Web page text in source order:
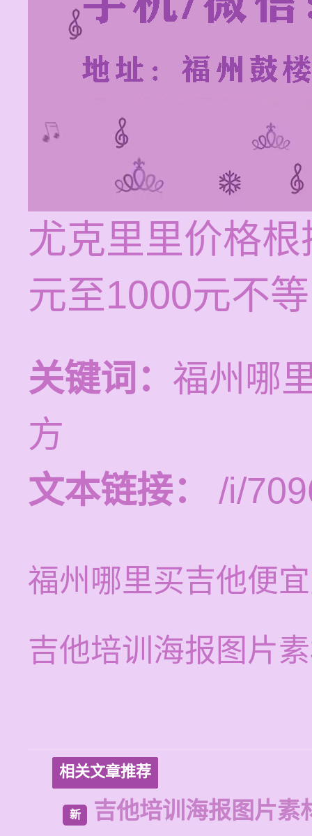
尤克里里价格
元至1000元不
关键词： 福州哪
方
文本链接：
/i/
福州哪里买吉他便
吉他培训海报图片
相关文章推荐
新 吉他培训海报图片素